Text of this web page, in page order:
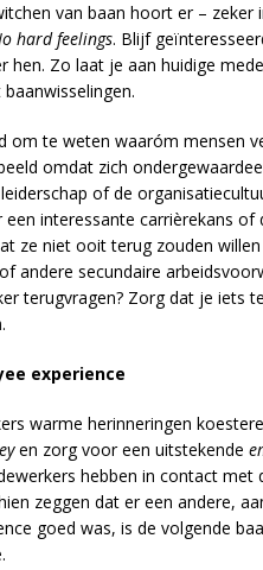
van baan hoort er –
hard feelings. Blijf
hen. Zo laat je aan huidige
om te weten waaróm mensen
omdat zich
of de
een interessante carrièrekans
ze niet ooit terug zouden
andere secundaire
terugvragen? Zorg dat je iets
experience
warme herinneringen
en zorg voor een uitstekende
hebben in contact met
zeggen dat er een andere,
goed was, is de volgende